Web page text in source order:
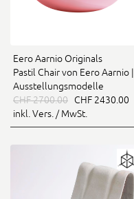
Eero Aarnio Originals
Pastil Chair von Eero Aarnio |
Ausstellungsmodelle
CHF 2700.00 CHF 2430.00
inkl. Vers. / MwSt.